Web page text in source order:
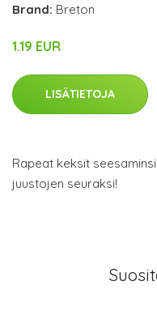
Brand: Breton
1.19 EUR
LISÄTIETOJA
Rapeat keksit
juustojen seuraksi!